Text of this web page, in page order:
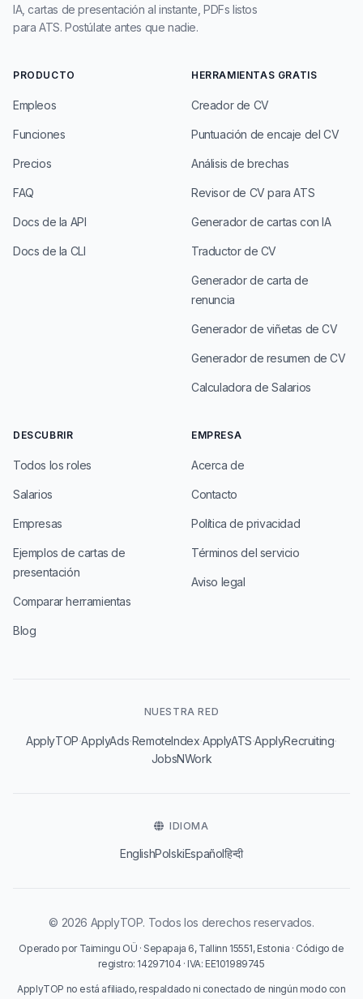
IA, cartas de presentación al instante, PDFs listos
para ATS. Postúlate antes que nadie.
PRODUCTO
Empleos
Funciones
Precios
FAQ
Docs de la API
Docs de la CLI
HERRAMIENTAS GRATIS
Creador de CV
Puntuación de encaje del CV
Análisis de brechas
Revisor de CV para ATS
Generador de cartas con IA
Traductor de CV
Generador de carta de
renuncia
Generador de viñetas de CV
Generador de resumen de CV
Calculadora de Salarios
DESCUBRIR
Todos los roles
Salarios
Empresas
Ejemplos de cartas de
presentación
Comparar herramientas
Blog
EMPRESA
Acerca de
Contacto
Política de privacidad
Términos del servicio
Aviso legal
NUESTRA RED
ApplyTOP·ApplyAds·RemoteIndex·ApplyATS·ApplyRecruiting·
JobsNWork
IDIOMA
EnglishPolskiEspañolहिन्दी
© 2026 ApplyTOP. Todos los derechos reservados.
Operado por Taimingu OÜ · Sepapaja 6, Tallinn 15551, Estonia · Código de
registro: 14297104 · IVA: EE101989745
ApplyTOP no está afiliado, respaldado ni conectado de ningún modo con